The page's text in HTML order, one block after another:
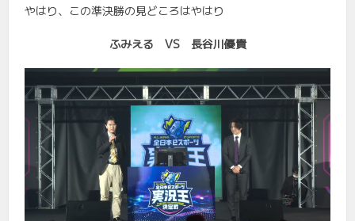
やはり、この準決勝の見どころはやはり
ふみえる VS 長谷川優貴